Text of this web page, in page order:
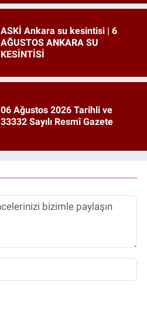
ASKİ Ankara su kesintisi | 6
AĞUSTOS ANKARA SU
KESİNTİSİ
06 Ağustos 2026 Tarihli ve
33332 Sayılı Resmî Gazete